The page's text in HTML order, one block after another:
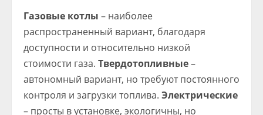
Газовые котлы – наиболее
распространенный вариант, благодаря
доступности и относительно низкой
стоимости газа. Твердотопливные–
автономный вариант, но требуют постоянного
контроля и загрузки топлива. Электрические
– просты в установке, экологичны, но